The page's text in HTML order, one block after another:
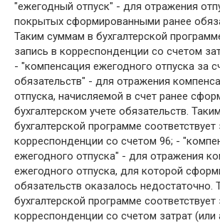
"ежегодный отпуск" - для отражения
покрытых сформированными ранее
Таким суммам в бухгалтерской
запись в корреспонденции со счетом
- "компенсация ежегодного отпуска за
обязательств" - для отражения
отпуска, начисляемой в счет ранее
бухгалтерском учете обязательств.
бухгалтерской программе соответствует
корреспонденции со счетом 96; -
ежегодного отпуска" - для отражения
ежегодного отпуска, для которой
обязательств оказалось недостаточно.
бухгалтерской программе соответствует
корреспонденции со счетом затрат (или